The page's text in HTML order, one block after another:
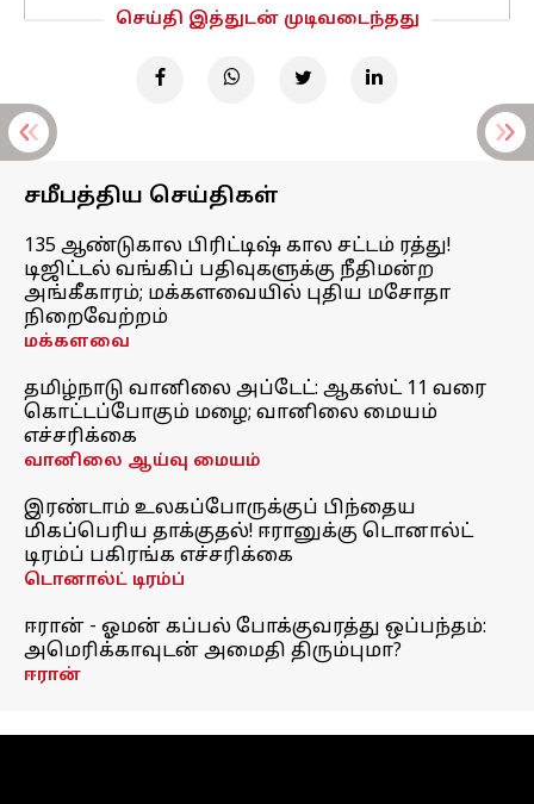
செய்தி இத்துடன் முடிவடைந்தது
சமீபத்திய செய்திகள்
135 ஆண்டுகால பிரிட்டிஷ் கால சட்டம் ரத்து!
டிஜிட்டல் வங்கிப் பதிவுகளுக்கு நீதிமன்ற
அங்கீகாரம்; மக்களவையில் புதிய மசோதா
நிறைவேற்றம்
மக்களவை
தமிழ்நாடு வானிலை அப்டேட்: ஆகஸ்ட் 11 வரை
கொட்டப்போகும் மழை; வானிலை மையம்
எச்சரிக்கை
வானிலை ஆய்வு மையம்
இரண்டாம் உலகப்போருக்குப் பிந்தைய
மிகப்பெரிய தாக்குதல்! ஈரானுக்கு டொனால்ட்
டிரம்ப் பகிரங்க எச்சரிக்கை
டொனால்ட் டிரம்ப்
ஈரான் - ஓமன் கப்பல் போக்குவரத்து ஒப்பந்தம்:
அமெரிக்காவுடன் அமைதி திரும்புமா?
ஈரான்